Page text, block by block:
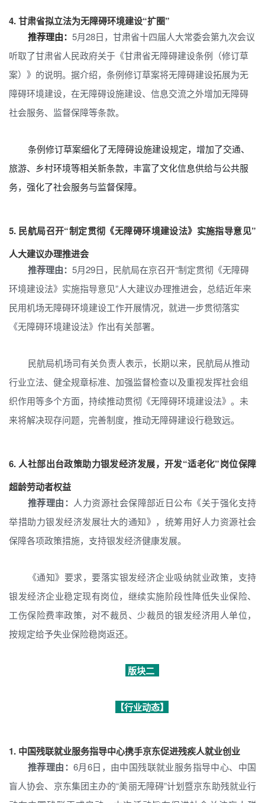
4.甘肃省拟立法为无障碍环境建设“扩圈”
推荐理由： 5月28日，甘肃省十四届人大常委会第九次会议
听取了甘肃省人民政府关于《甘肃省无障碍建设条例（修订草
案）》的说明。据介绍，条例修订草案将无障碍建设拓展为无
障碍环境建设，在无障碍设施建设、信息交流之外增加无障碍
社会服务、监督保障等条款。
条例修订草案细化了无障碍设施建设规定，增加了交通、
旅游、乡村环境等相关新条款，丰富了文化信息供给与公共服
务，强化了社会服务与监督保障。
5. 民航局召开“制定贯彻《无障碍环境建设法》实施指导意见”
人大建议办理推进会
推荐理由： 5月29日，民航局在京召开“制定贯彻《无障碍
环境建设法》实施指导意见”人大建议办理推进会，总结近年来
民用机场无障碍环境建设工作开展情况，就进一步贯彻落实
《无障碍环境建设法》作出有关部署。
民航局机场司有关负责人表示，长期以来，民航局从推动
行业立法、健全规章标准、加强监督检查以及重视发挥社会组
织作用等多个方面，持续推动贯彻《无障碍环境建设法》。未
来将解决现存问题，完善制度，推动无障碍建设行稳致远。
6.人社部出台政策助力银发经济发展，开发“适老化”岗位保障
超龄劳动者权益
推荐理由： 人力资源社会保障部近日公布《关于强化支持
举措助力银发经济发展壮大的通知》，统筹用好人力资源社会
保障各项政策措施，支持银发经济健康发展。
《通知》要求，要落实银发经济企业吸纳就业政策，支持
银发经济企业稳定现有岗位，继续实施阶段性降低失业保险、
工伤保险费率政策，对不裁员、少裁员的银发经济用人单位，
按规定给予失业保险稳岗返还。
版块二
【行业动态】
1. 中国残联就业服务指导中心携手京东促进残疾人就业创业
推荐理由： 6月6日，由中国残联就业服务指导中心、中国
盲人协会、京东集团主办的“美丽无障碍”计划暨京东助残就业行